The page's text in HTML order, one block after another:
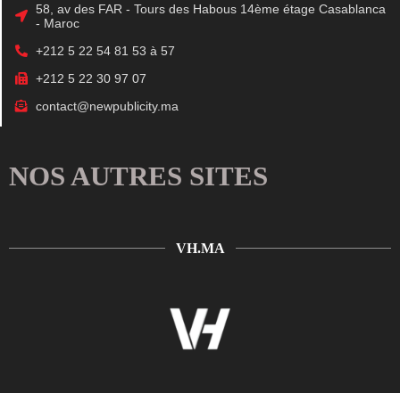
58, av des FAR - Tours des Habous 14ème étage Casablanca
- Maroc
+212 5 22 54 81 53 à 57
+212 5 22 30 97 07
contact@newpublicity.ma
NOS AUTRES SITES
VH.MA